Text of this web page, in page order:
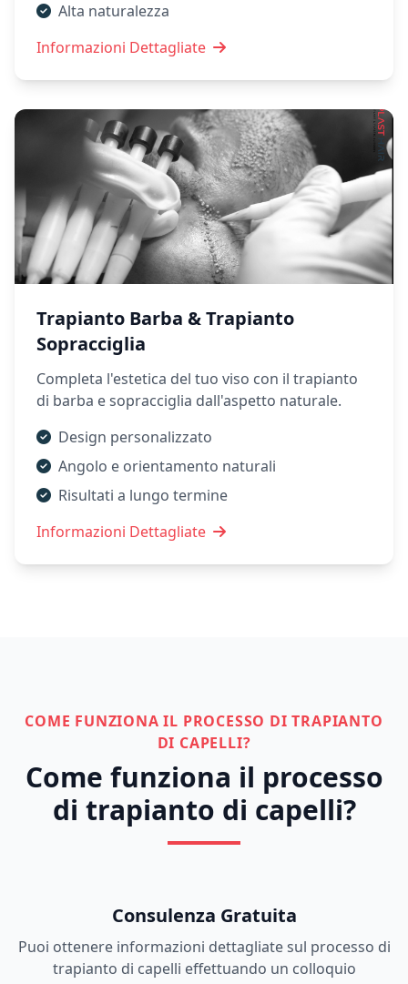
Alta naturalezza
Informazioni Dettagliate
Trapianto Barba & Trapianto
Sopracciglia
Completa l'estetica del tuo viso con il trapianto
di barba e sopracciglia dall'aspetto naturale.
Design personalizzato
Angolo e orientamento naturali
Risultati a lungo termine
Informazioni Dettagliate
COME FUNZIONA IL PROCESSO DI TRAPIANTO
DI CAPELLI?
Come funziona il processo
di trapianto di capelli?
Consulenza Gratuita
Puoi ottenere informazioni dettagliate sul processo di
trapianto di capelli effettuando un colloquio